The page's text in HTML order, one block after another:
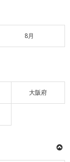
8月
大阪府